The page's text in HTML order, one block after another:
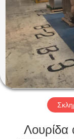
ΒΊΝΤΕΟ
ΠΕΡΊΠΟΥ
ΕΜΕΊΣ
ΓΎΡΟΣ
Λουρίδα